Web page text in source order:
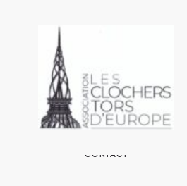
LES CLOCHERS EN EUROPE
UN PEU DE TECHNIQUE
AUTOUR DE L’ASSOCIATION
CONTACT